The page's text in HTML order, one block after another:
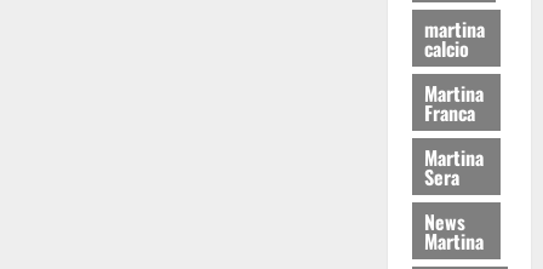
martina
calcio
Martina
Franca
Martina
Sera
News
Martina